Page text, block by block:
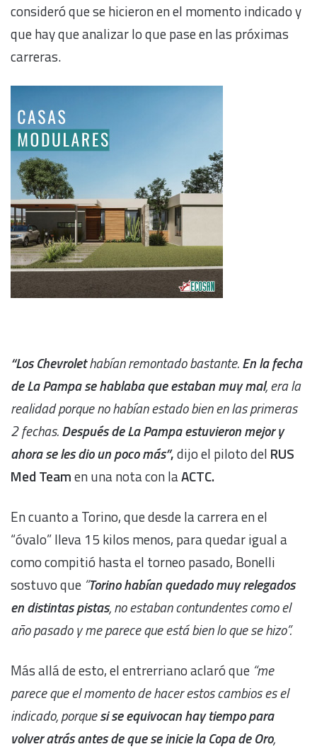
consideró que se hicieron en el momento indicado y
que hay que analizar lo que pase en las próximas
carreras.
“Los Chevrolethabían remontado bastante.En la fecha
de La Pampa se hablaba que estaban muy mal, era la
realidad porque no habían estado bien en las primeras
2 fechas.Después de La Pampa estuvieron mejor y
ahora se les dio un poco más”,dijo el piloto del RUS
Med Teamen una nota con laACTC.
En cuanto a Torino, que desde la carrera en el
“óvalo” lleva 15 kilos menos, para quedar igual a
como compitió hasta el torneo pasado, Bonelli
sostuvo que “Torino habían quedado muy relegados
en distintas pistas, no estaban contundentes como el
año pasado y me parece que está bien lo que se hizo”.
Más allá de esto, el entrerriano aclaró que “me
parece que el momento de hacer estos cambios es el
indicado, porquesise equivocan hay tiempo para
volver atrás antes de que se inicie la Copa de Oro,